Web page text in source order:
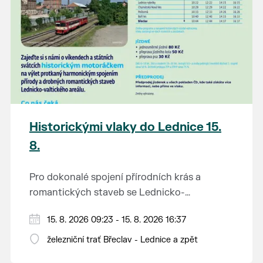
Historickými vlaky do Lednice 15.
8.
Pro dokonalé spojení přírodních krás a
romantických staveb se Lednicko-
Na výlet do této malebné krajiny na jihu
Moravy se vydejte stylově – historickým
Od 1. května do 28. září vás o víkendech a
svátcích mezi Břeclaví a Lednicí sveze
15. 8. 2026 09:23 - 15. 8. 2026 16:37
železniční trať Břeclav - Lednice a zpět